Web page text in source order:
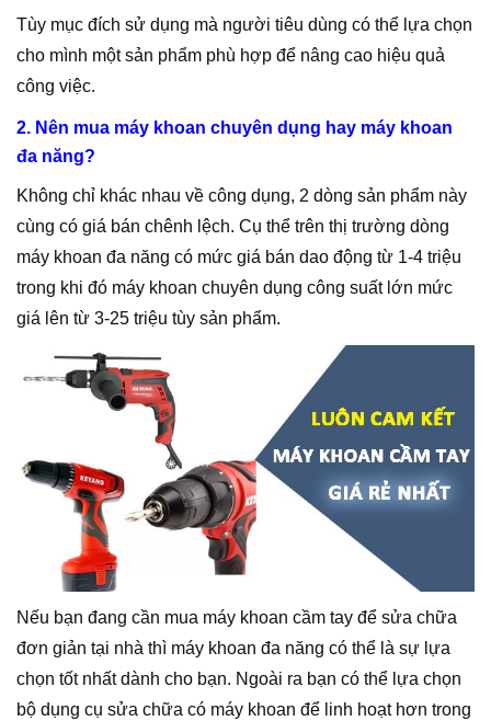
Tùy mục đích sử dụng mà người tiêu dùng có thể lựa chọn
cho mình một sản phẩm phù hợp để nâng cao hiệu quả
công việc.
2. Nên mua máy khoan chuyên dụng hay máy khoan
đa năng?
Không chỉ khác nhau về công dụng, 2 dòng sản phẩm này
cùng có giá bán chênh lệch. Cụ thể trên thị trường dòng
máy khoan đa năng có mức giá bán dao động từ 1-4 triệu
trong khi đó máy khoan chuyên dụng công suất lớn mức
giá lên từ 3-25 triệu tùy sản phẩm.
Nếu bạn đang cần mua máy khoan cầm tay để sửa chữa
đơn giản tại nhà thì máy khoan đa năng có thể là sự lựa
chọn tốt nhất dành cho bạn. Ngoài ra bạn có thể lựa chọn
bộ dụng cụ sửa chữa có máy khoan để linh hoạt hơn trong